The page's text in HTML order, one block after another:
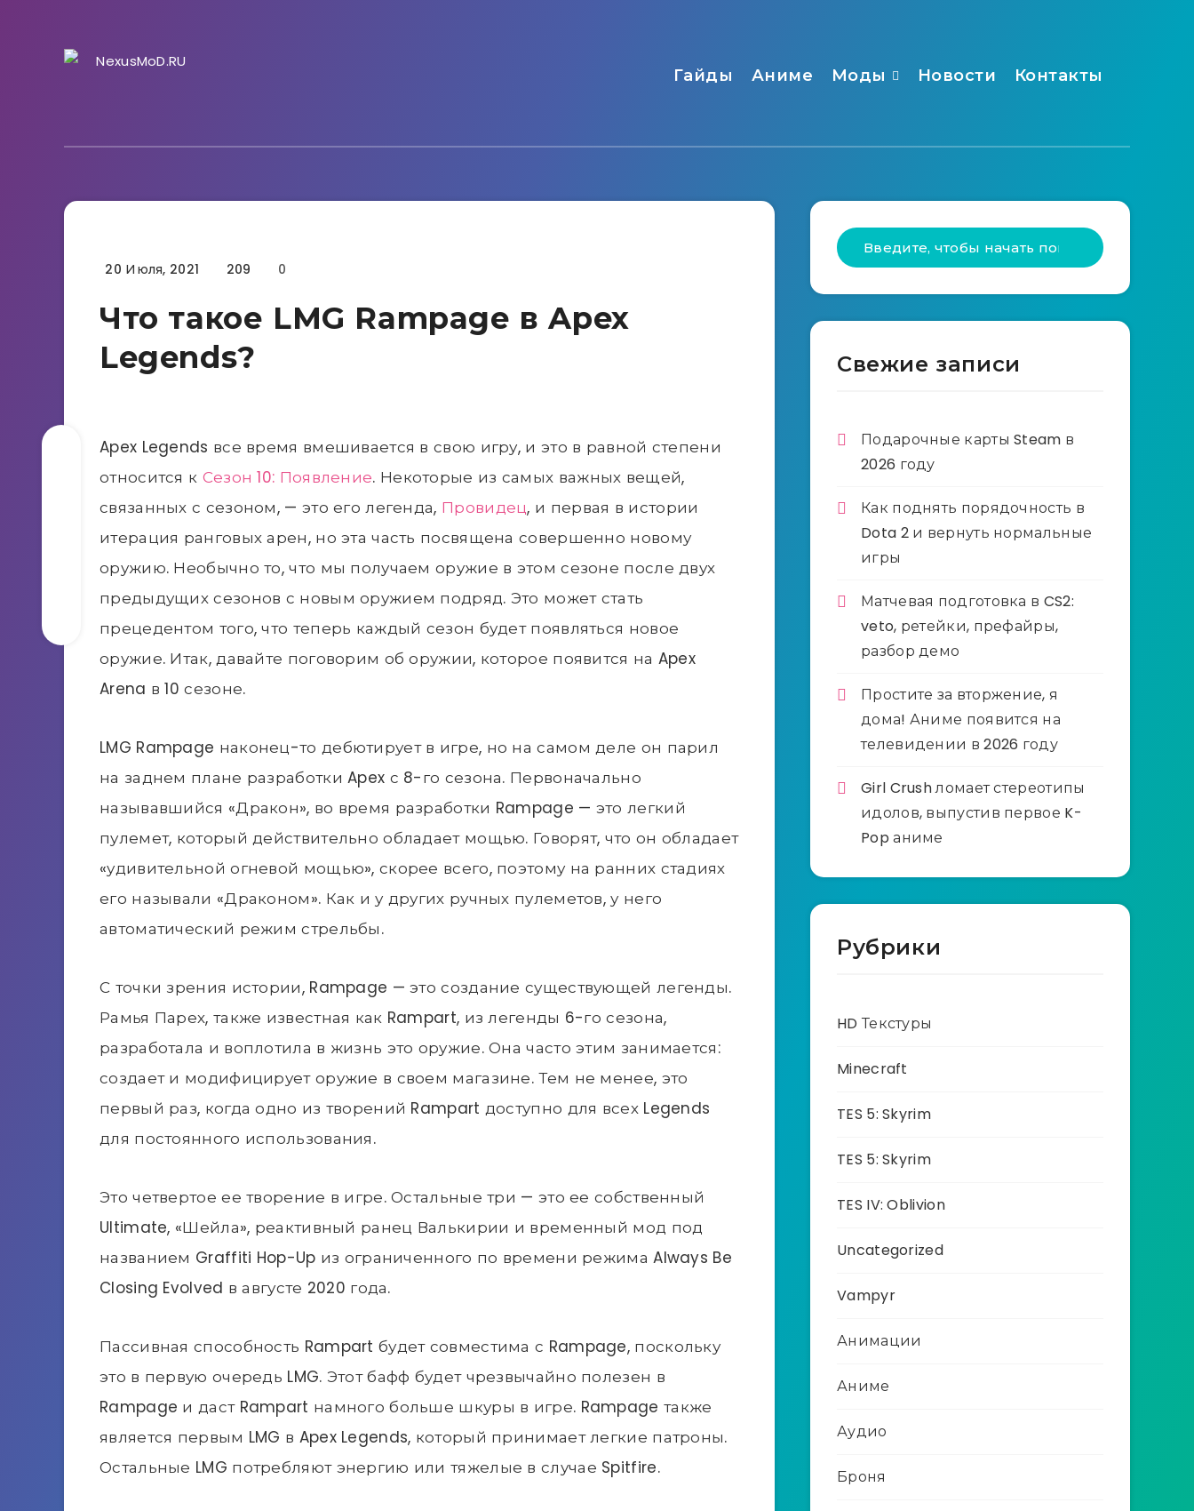
Гайды Аниме Моды Новости Контакты
Гайды
20 Июля, 2021 209 0
Что такое LMG Rampage в Apex
Legends?
Apex Legends все время вмешивается в свою игру, и это в равной степени
относится к Сезон 10: Появление. Некоторые из самых важных вещей,
связанных с сезоном, — это его легенда, Провидец, и первая в истории
итерация ранговых арен, но эта часть посвящена совершенно новому
оружию. Необычно то, что мы получаем оружие в этом сезоне после двух
предыдущих сезонов с новым оружием подряд. Это может стать
прецедентом того, что теперь каждый сезон будет появляться новое
оружие. Итак, давайте поговорим об оружии, которое появится на Apex
Arena в 10 сезоне.
LMG Rampage наконец-то дебютирует в игре, но на самом деле он парил
на заднем плане разработки Apex с 8-го сезона. Первоначально
называвшийся «Дракон», во время разработки Rampage — это легкий
пулемет, который действительно обладает мощью. Говорят, что он обладает
«удивительной огневой мощью», скорее всего, поэтому на ранних стадиях
его называли «Драконом». Как и у других ручных пулеметов, у него
автоматический режим стрельбы.
С точки зрения истории, Rampage — это создание существующей легенды.
Рамья Парех, также известная как Rampart, из легенды 6-го сезона,
разработала и воплотила в жизнь это оружие. Она часто этим занимается:
создает и модифицирует оружие в своем магазине. Тем не менее, это
первый раз, когда одно из творений Rampart доступно для всех Legends
для постоянного использования.
Это четвертое ее творение в игре. Остальные три — это ее собственный
Ultimate, «Шейла», реактивный ранец Валькирии и временный мод под
названием Graffiti Hop-Up из ограниченного по времени режима Always Be
Closing Evolved в августе 2020 года.
Пассивная способность Rampart будет совместима с Rampage, поскольку
это в первую очередь LMG. Этот бафф будет чрезвычайно полезен в
Rampage и даст Rampart намного больше шкуры в игре. Rampage также
является первым LMG в Apex Legends, который принимает легкие патроны.
Остальные LMG потребляют энергию или тяжелые в случае Spitfire.
Свежие записи
Подарочные карты Steam в
2026 году
Как поднять порядочность в
Dota 2 и вернуть нормальные
игры
Матчевая подготовка в CS2:
veto, ретейки, префайры,
разбор демо
Простите за вторжение, я
дома! Аниме появится на
телевидении в 2026 году
Girl Crush ломает стереотипы
идолов, выпустив первое K-
Pop аниме
Рубрики
HD Текстуры
Minecraft
TES 5: Skyrim
TES 5: Skyrim
TES IV: Oblivion
Uncategorized
Vampyr
Анимации
Аниме
Аудио
Броня